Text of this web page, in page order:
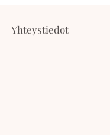
Yhteystiedot